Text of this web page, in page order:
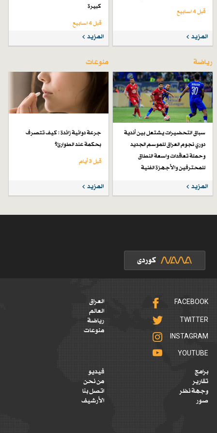
قبل 4 اسابیع
المزيد
كبيرة
قبل 4 اسابیع
المزيد
رياضة
سباق التحضيرات يشتعل بين أندية
دوري نجوم العراق للموسم الجديد
وحملة تعاقدات واسعة النطاق
للمحترفين والأجهزة الفنية
قبل 7 أيام
المزيد
منوعات
جرعة دوائية زائدة : كيف تتصرف
بحكمة عند الطوارئ؟
قبل 3 أيام
المزيد
FACEBOOK
TWITTER
INSTAGRAM
YOUTUBE
العراق
العالم
رياضة
منوعات
برامج
تقارير
وجهة نظر
صور
فيديو
من نحن
اتصل بنا
الأرشيف